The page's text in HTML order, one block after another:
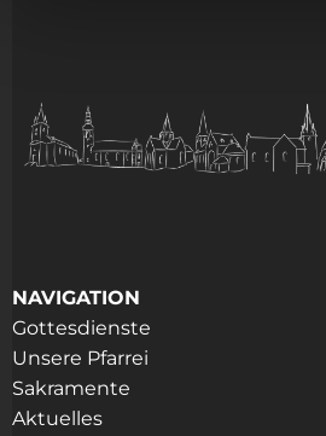
NAVIGATION
Gottesdienste
Unsere Pfarrei
Sakramente
Aktuelles